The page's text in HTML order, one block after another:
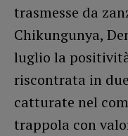
trasmesse da
Chikungunya,
luglio la
riscontrata in
catturate nel
trappola con